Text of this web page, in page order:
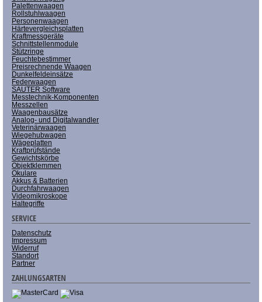
Palettenwaagen
Rollstuhlwaagen
Personenwaagen
Härtevergleichsplatten
Kraftmessgeräte
Schnittstellenmodule
Stützringe
Feuchtebestimmer
Preisrechnende Waagen
Dunkelfeldeinsätze
Federwaagen
SAUTER Software
Messtechnik-Komponenten
Messzellen
Waagenbausätze
Analog- und Digitalwandler
Veterinärwaagen
Wiegehubwagen
Wägeplatten
Kraftprüfstände
Gewichtskörbe
Objektklemmen
Okulare
Akkus & Batterien
Durchfahrwaagen
Videomikroskope
Haltegriffe
SERVICE
Datenschutz
Impressum
Widerruf
Standort
Partner
ZAHLUNGSARTEN